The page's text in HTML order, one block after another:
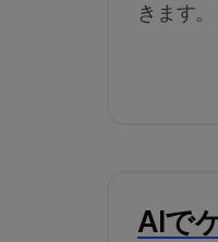
きます。
AIで